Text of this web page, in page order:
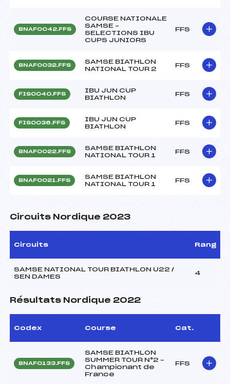
BNAF0042.FFS
COURSE NATIONALE
SAMSE –
SELECTIONS IBU
CUPS JUNIORS
FFS
BNAF0032.FFS
SAMSE BIATHLON
NATIONAL TOUR 2
FFS
FIS0040.FFS
IBU JUN CUP
BIATHLON
FFS
FIS0036.FFS
IBU JUN CUP
BIATHLON
FFS
BNAF0022.FFS
SAMSE BIATHLON
NATIONAL TOUR 1
FFS
BNAF0021.FFS
SAMSE BIATHLON
NATIONAL TOUR 1
FFS
Circuits Nordique 2023
Circuits Rang
SAMSE NATIONAL TOUR BIATHLON U22 /
SEN DAMES
4
Résultats Nordique 2022
Codex Course Cat.
BNAF0133.FFS
SAMSE BIATHLON
SUMMER TOUR N°2 –
Championant de
France
FFS